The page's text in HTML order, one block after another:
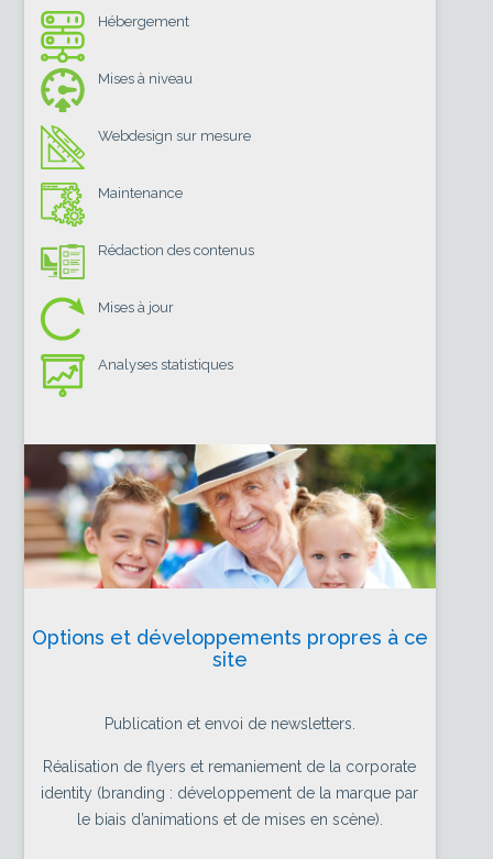
Hébergement
Mises à niveau
Webdesign sur mesure
Maintenance
Rédaction des contenus
Mises à jour
Analyses statistiques
Options et développements propres à ce
site
Publication et envoi de newsletters.
Réalisation de flyers et remaniement de la corporate
identity (branding : développement de la marque par
le biais d’animations et de mises en scène).